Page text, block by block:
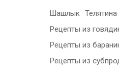
Шашлык Телятина
Рецепты из
Рецепты из
Рецепты из